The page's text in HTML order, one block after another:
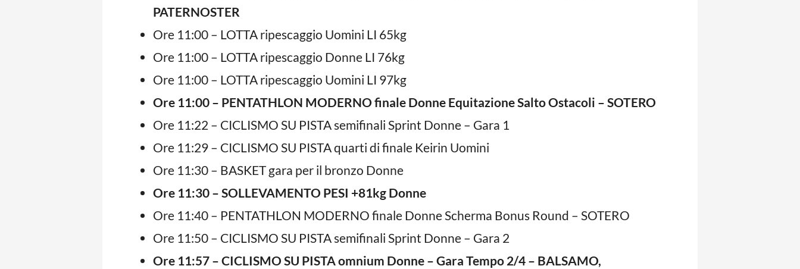
PATERNOSTER
Ore 11:00 – LOTTA ripescaggio Uomini LI 65kg
Ore 11:00 – LOTTA ripescaggio Donne LI 76kg
Ore 11:00 – LOTTA ripescaggio Uomini LI 97kg
Ore 11:00 – PENTATHLON MODERNO finale Donne Equitazione Salto Ostacoli – SOTERO
Ore 11:22 – CICLISMO SU PISTA semifinali Sprint Donne – Gara 1
Ore 11:29 – CICLISMO SU PISTA quarti di finale Keirin Uomini
Ore 11:30 – BASKET gara per il bronzo Donne
Ore 11:30 – SOLLEVAMENTO PESI +81kg Donne
Ore 11:40 – PENTATHLON MODERNO finale Donne Scherma Bonus Round – SOTERO
Ore 11:50 – CICLISMO SU PISTA semifinali Sprint Donne – Gara 2
Ore 11:57 – CICLISMO SU PISTA omnium Donne – Gara Tempo 2/4 – BALSAMO,